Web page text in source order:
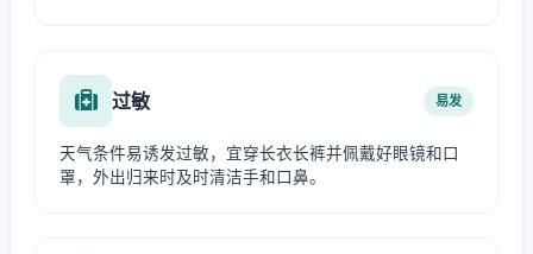
过敏 易发
天气条件易诱发过敏，宜穿长衣长裤并佩戴好眼镜和口
罩，外出归来时及时清洁手和口鼻。